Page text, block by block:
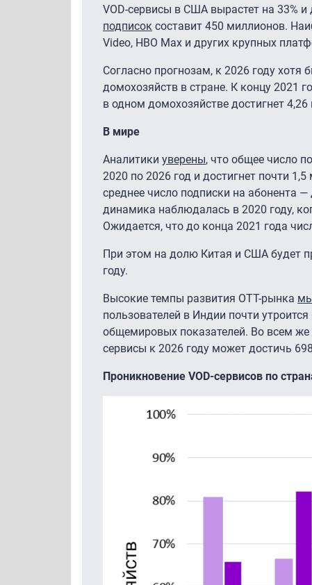
VOD-сервисы в США вырастет на 33%
подписок составит 450 миллионов.
Video, HBO Max и других крупных
Согласно прогнозам, к 2026 году
домохозяйств в стране. К концу 2021
в одном домохозяйстве достигнет
В мире
Аналитики уверены, что общее число
2020 по 2026 год и достигнет почти
среднее число подписки на абонента
динамика наблюдалась в 2020 году,
Ожидается, что до конца 2021 года
При этом на долю Китая и США будет
году.
Высокие темпы развития ОТТ-рынка
пользователей в Индии почти
общемировых показателей. Во всем же
сервисы к 2026 году может достичь
Проникновение VOD-сервисов по